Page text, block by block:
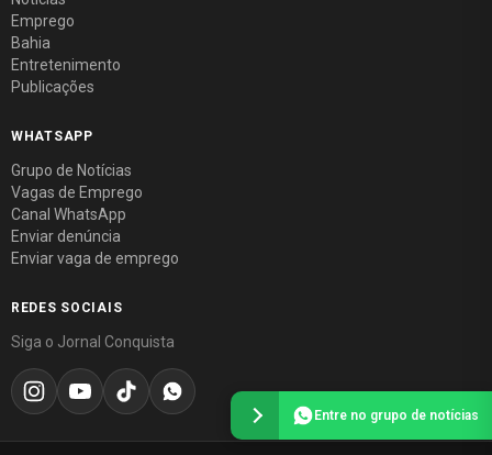
Emprego
Bahia
Entretenimento
Publicações
WHATSAPP
Grupo de Notícias
Vagas de Emprego
Canal WhatsApp
Enviar denúncia
Enviar vaga de emprego
REDES SOCIAIS
Siga o Jornal Conquista
Entre no grupo de notícias